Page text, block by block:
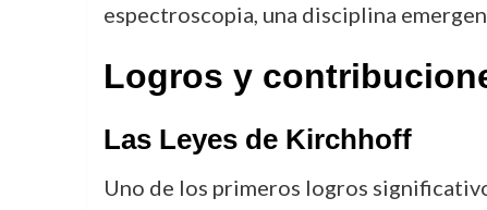
espectroscopia, una disciplina
Logros y
Las Leyes de Kirchhoff
Uno de los primeros logros